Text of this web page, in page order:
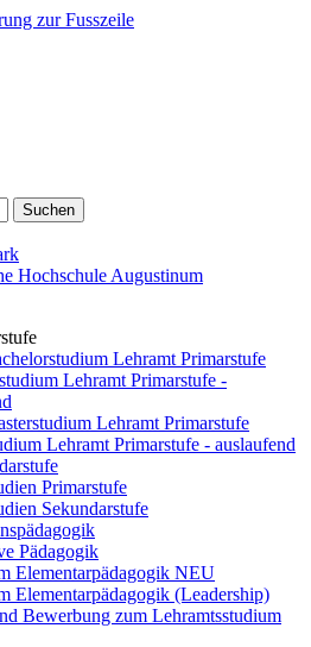
zur Fusszeile
Suchen
Lehramt Primarstufe
Lehramt Primarstufe -
Lehramt Primarstufe
Lehramt Primarstufe - auslaufend
Primarstufe
Sekundarstufe
Pädagogik
Elementarpädagogik NEU
Elementarpädagogik (Leadership)
Bewerbung zum Lehramtsstudium